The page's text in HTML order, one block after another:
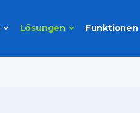
Lösungen Funktionen